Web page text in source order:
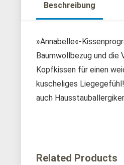
Beschreibung
»Annabelle«-
Baumwollbezug und die
Kopfkissen für einen
kuscheliges
auch
Related Products